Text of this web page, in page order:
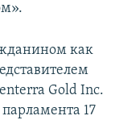
как
Gold Inc.
17